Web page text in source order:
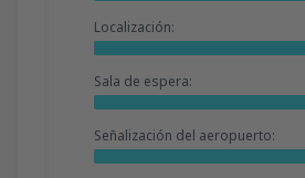
Localización:
Sala de espera:
Señalización del aeropuerto: